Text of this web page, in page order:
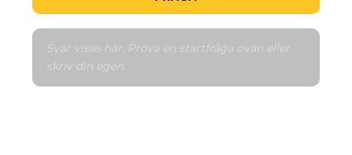
Svar visas här. Prova en startfråga ovan eller
skriv din egen.